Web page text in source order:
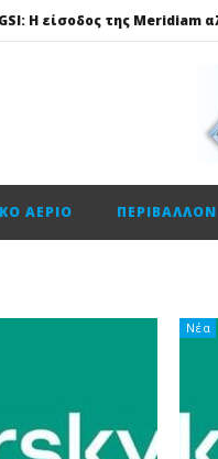
ΑΈΡΙΟ ΠΕΡΙΒΆΛΛΟΝ
Νέα